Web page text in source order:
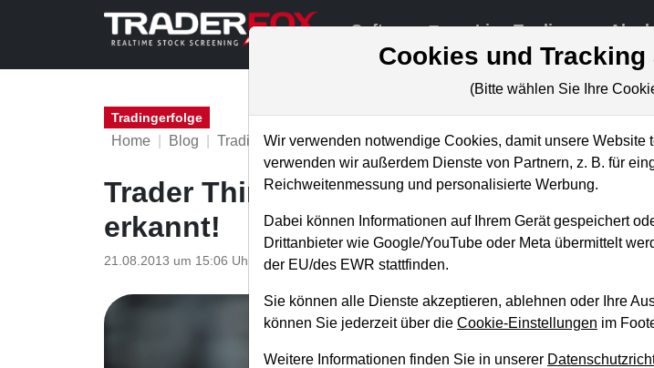
Software Live-Trading
Tradingerfolge
Home Blog Tradingerfolge
Trader Think Tank: Pivotal News bei
erkannt!
21.08.2013 um 15:06 Uhr TraderFox GmbH
Cookies und
(Bitte wählen Sie Ihre
Wir verwenden notwendige Cookies, damit unsere
verwenden wir außerdem Dienste von Partnern, z. B. für
Reichweitenmessung und personalisierte Werbung.
Dabei können Informationen auf Ihrem Gerät gespeichert
Drittanbieter wie Google/YouTube oder Meta übermittelt
der EU/des EWR stattfinden.
Sie können alle Dienste akzeptieren, ablehnen oder Ihre
können Sie jederzeit über die Cookie-Einstellungen im
Weitere Informationen finden Sie in unserer